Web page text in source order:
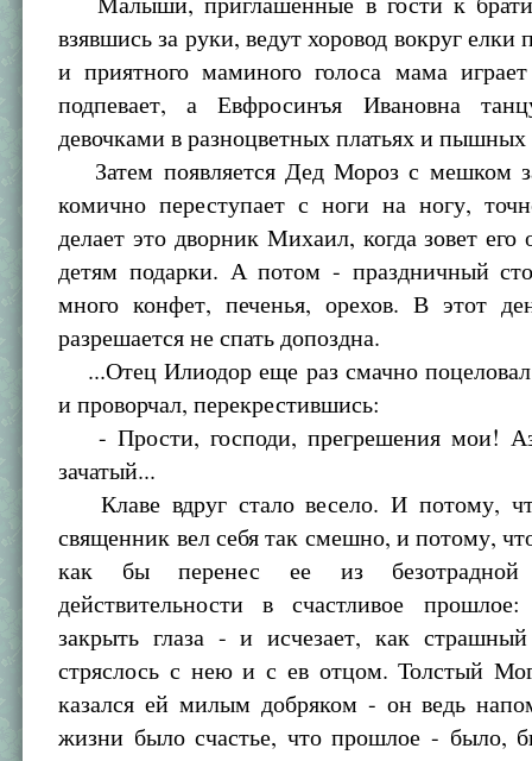
взявшись за руки, ведут хоровод вокруг елки
и приятного маминого голоса мама
подпевает, а Евфросинъя Ивановна
девочками в разноцветных платьях и пышных
Затем появляется Дед Мороз с мешком
комично переступает с ноги на ногу,
делает это дворник Михаил, когда зовет его
детям подарки. А потом - праздничный
много конфет, печенья, орехов. В этот
разрешается не спать допоздна.
...Отец Илиодор еще раз смачно
и проворчал, перекрестившись:
- Прости, господи, прегрешения мои!
зачатый...
Клаве вдруг стало весело. И потому,
священник вел себя так смешно, и потому,
как бы перенес ее из безотрадной
действительности в счастливое
закрыть глаза - и исчезает, как
стряслось с нею и с ев отцом. Толстый
казался ей милым добряком - он ведь
жизни было счастье, что прошлое - было,